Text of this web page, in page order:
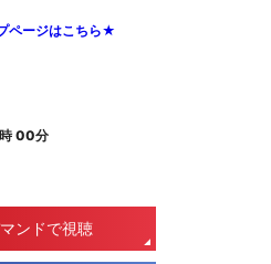
ページはこちら★
00分
ンドで視聴